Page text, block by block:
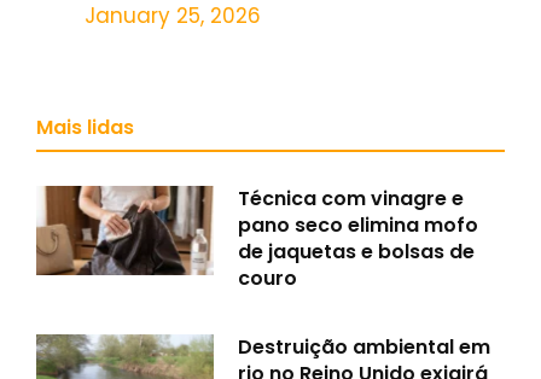
January 25, 2026
Mais lidas
Técnica com vinagre e
pano seco elimina mofo
de jaquetas e bolsas de
couro
Destruição ambiental em